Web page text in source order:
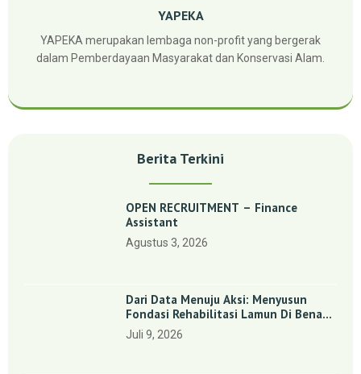
YAPEKA
YAPEKA merupakan lembaga non-profit yang bergerak
dalam Pemberdayaan Masyarakat dan Konservasi Alam.
Berita Terkini
OPEN RECRUITMENT – Finance
Assistant
Agustus 3, 2026
Dari Data Menuju Aksi: Menyusun
Fondasi Rehabilitasi Lamun Di Benan
Dan Sebong Lagoi, Kepulauan Riau
Juli 9, 2026